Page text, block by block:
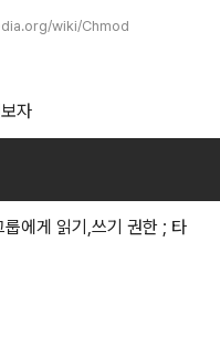
wiki/Chmod
자
에게 읽기,쓰기 권한 ; 타